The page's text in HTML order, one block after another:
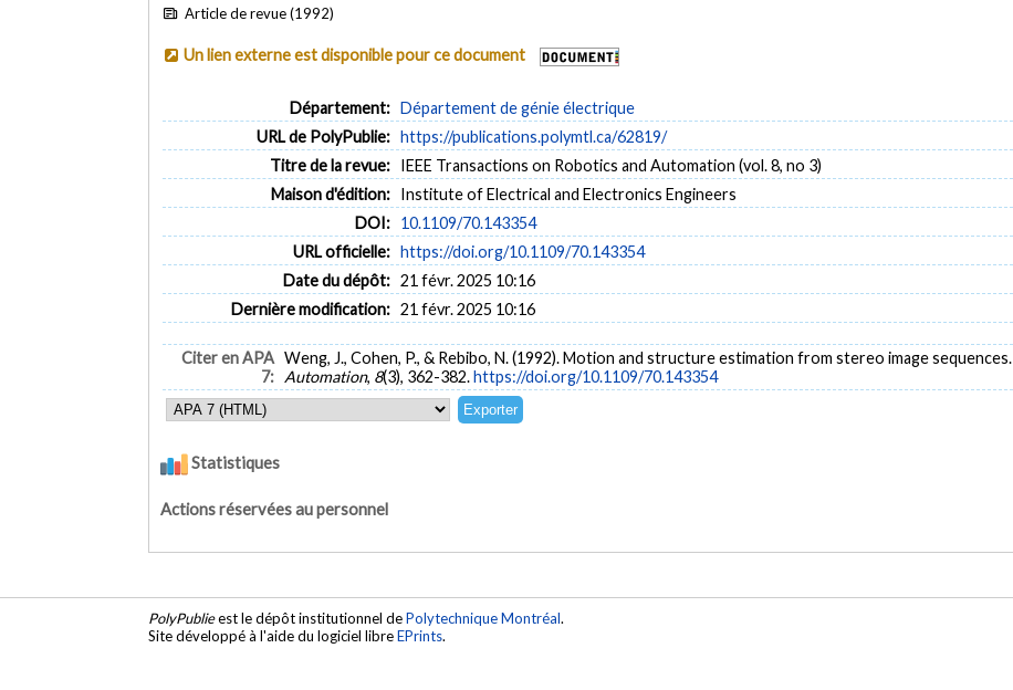
Article de revue (1992)
Un lien externe est disponible pour ce document
Département: Département de génie électrique
URL de PolyPublie: https://publications.polymtl.ca/62819/
Titre de la revue: IEEE Transactions on Robotics and Automation (vol. 8, no 3)
Maison d'édition: Institute of Electrical and Electronics Engineers
DOI: 10.1109/70.143354
URL officielle: https://doi.org/10.1109/70.143354
Date du dépôt: 21 févr. 2025 10:16
Dernière modification: 21 févr. 2025 10:16
Citer en APA
7:
Weng, J., Cohen, P., & Rebibo, N. (1992). Motion and structure estimation from stereo image sequences.
Automation, 8(3), 362-382.https://doi.org/10.1109/70.143354
Statistiques
Actions réservées au personnel
PolyPublieest le dépôt institutionnel dePolytechnique Montréal.
Site développé à l'aide du logiciel libreEPrints.